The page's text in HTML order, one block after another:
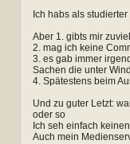
Ich habs als
Aber 1. gibts mir
2. mag ich keine
3. es gab immer
Sachen die unter
4. Spätestens beim
Und zu guter Letzt:
oder so
Ich seh einfach
Auch mein